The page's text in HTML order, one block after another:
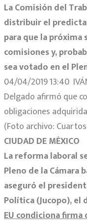
La Comisión del
distribuir el
para que la próxima
comisiones y,
sea votado en el
04/04/2019 13:40
Delgado afirmó que
obligaciones
(Foto archivo:
CIUDAD DE MÉXICO
La reforma laboral
Pleno de la Cámara
aseguró el
Política (Jucopo),
EU condiciona firma